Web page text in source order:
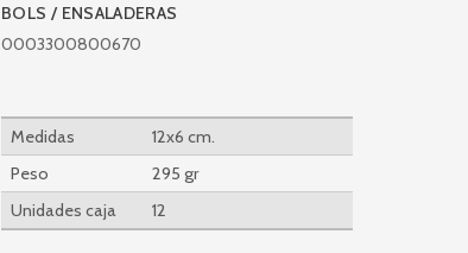
BOLS / ENSALADERAS
0003300800670
Medidas
12x6 cm.
Peso
295 gr
Unidades caja
12